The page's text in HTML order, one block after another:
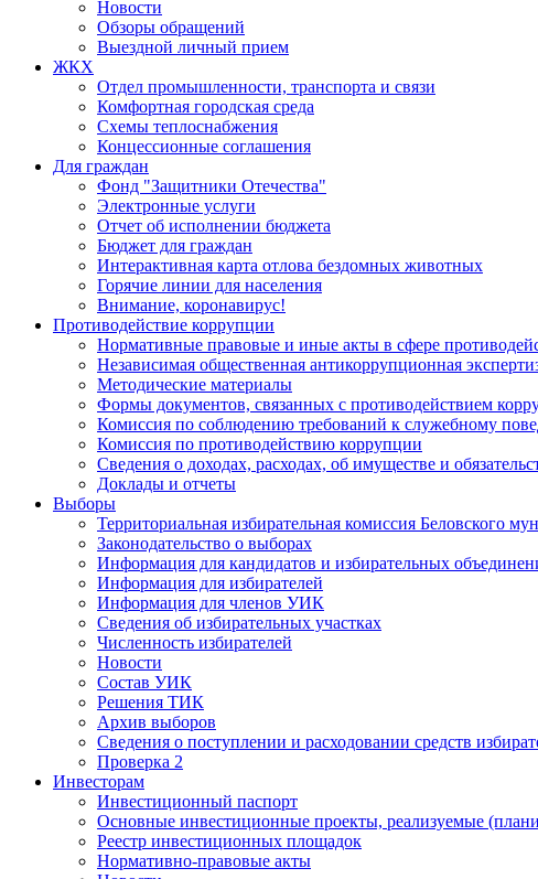
Новости
Обзоры обращений
Выездной личный прием
ЖКХ
Отдел промышленности, транспорта и связи
Комфортная городская среда
Схемы теплоснабжения
Концессионные соглашения
Для граждан
Фонд "Защитники Отечества"
Электронные услуги
Отчет об исполнении бюджета
Бюджет для граждан
Интерактивная карта отлова бездомных животных
Горячие линии для населения
Внимание, коронавирус!
Противодействие коррупции
Нормативные правовые и иные акты в сфере
Независимая общественная антикоррупционная
Методические материалы
Формы документов, связанных с противодействием
Комиссия по соблюдению требований к служебному
Комиссия по противодействию коррупции
Сведения о доходах, расходах, об имуществе и
Доклады и отчеты
Выборы
Территориальная избирательная комиссия Беловского
Законодательство о выборах
Информация для кандидатов и избирательных
Информация для избирателей
Информация для членов УИК
Сведения об избирательных участках
Численность избирателей
Новости
Состав УИК
Решения ТИК
Архив выборов
Сведения о поступлении и расходовании средств
Проверка 2
Инвесторам
Инвестиционный паспорт
Основные инвестиционные проекты, реализуемые
Реестр инвестиционных площадок
Нормативно-правовые акты